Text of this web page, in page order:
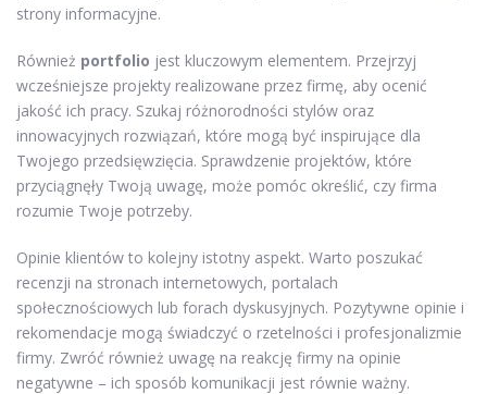
strony informacyjne.
Również portfolio jest kluczowym elementem. Przejrzyj
wcześniejsze projekty realizowane przez firmę, aby ocenić
jakość ich pracy. Szukaj różnorodności stylów oraz
innowacyjnych rozwiązań, które mogą być inspirujące dla
Twojego przedsięwzięcia. Sprawdzenie projektów, które
przyciągnęły Twoją uwagę, może pomóc określić, czy firma
rozumie Twoje potrzeby.
Opinie klientów to kolejny istotny aspekt. Warto poszukać
recenzji na stronach internetowych, portalach
społecznościowych lub forach dyskusyjnych. Pozytywne opinie i
rekomendacje mogą świadczyć o rzetelności i profesjonalizmie
firmy. Zwróć również uwagę na reakcję firmy na opinie
negatywne – ich sposób komunikacji jest równie ważny.